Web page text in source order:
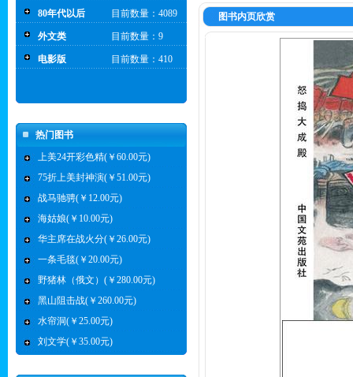
80年代以后 目前数量：4089
外文类 目前数量：9
电影版 目前数量：410
热门图书
上美24开彩色精(￥60.00元)
75折上美封神演(￥51.00元)
战马驰骋(￥12.00元)
海姑娘(￥10.00元)
华主席在战火分(￥26.00元)
一条毛毯(￥20.00元)
野猪林（俄文）(￥280.00元)
黑山阻击战(￥260.00元)
水帘洞(￥25.00元)
刘文学(￥35.00元)
图书内页欣赏